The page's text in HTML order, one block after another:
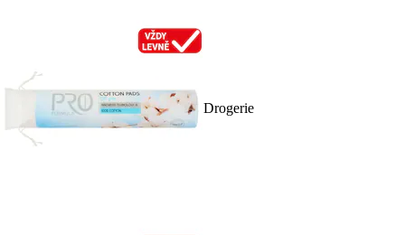
Drogerie